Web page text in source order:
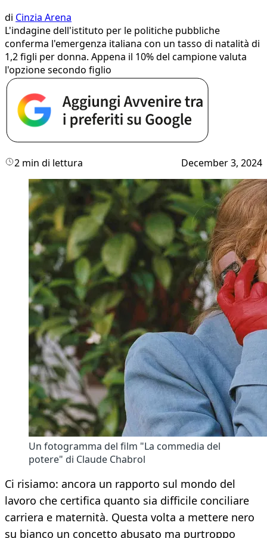
di Cinzia Arena
L'indagine dell'istituto per le politiche pubbliche
conferma l'emergenza italiana con un tasso di natalità di
1,2 figli per donna. Appena il 10% del campione valuta
l'opzione secondo figlio
2 min di lettura December 3, 2024
Un fotogramma del film "La commedia del
potere" di Claude Chabrol
Ci risiamo: ancora un rapporto sul mondo del
lavoro che certifica quanto sia difficile conciliare
carriera e maternità. Questa volta a mettere nero
su bianco un concetto abusato ma purtroppo